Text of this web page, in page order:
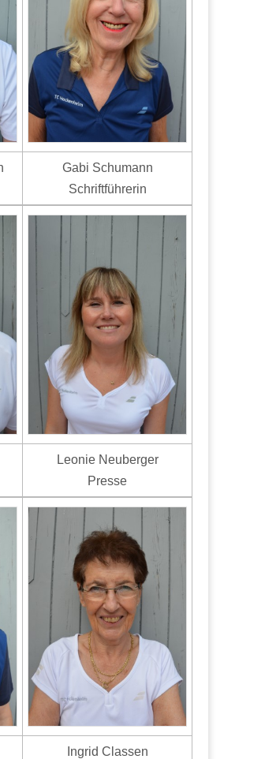
Gabi Schumann
Schriftführerin
Leonie Neuberger
Presse
Ingrid Classen